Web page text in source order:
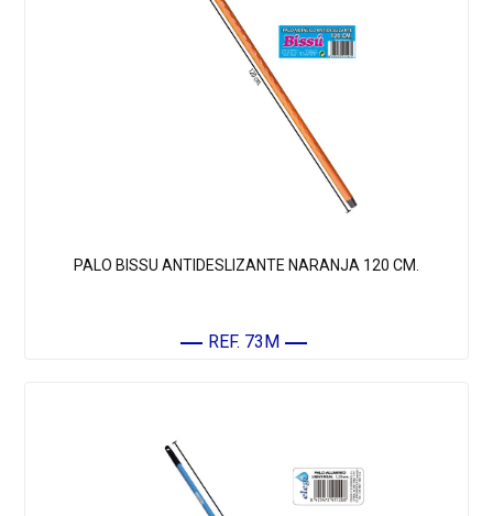
PALO BISSU ANTIDESLIZANTE NARANJA 120 CM.
REF. 73M